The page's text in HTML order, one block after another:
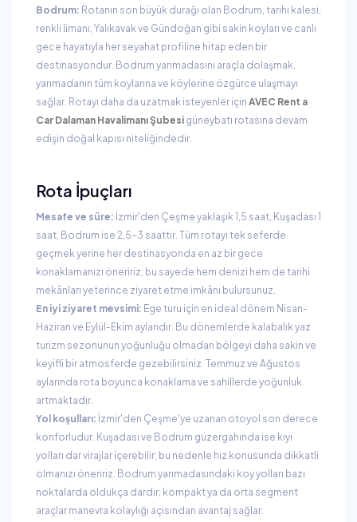
Bodrum: Rotanın son büyük durağı olan Bodrum, tarihi kalesi,
renkli limanı, Yalıkavak ve Gündoğan gibi sakin koyları ve canlı
gece hayatıyla her seyahat profiline hitap eden bir
destinasyondur. Bodrum yarımadasını araçla dolaşmak,
yarımadanın tüm koylarına ve köylerine özgürce ulaşmayı
sağlar. Rotayı daha da uzatmak isteyenler için AVEC Rent a
Car Dalaman Havalimanı Şubesi güneybatı rotasına devam
edişin doğal kapısı niteliğindedir.
Rota İpuçları
Mesafe ve süre: İzmir'den Çeşme yaklaşık 1,5 saat, Kuşadası 1
saat, Bodrum ise 2,5-3 saattir. Tüm rotayı tek seferde
geçmek yerine her destinasyonda en az bir gece
konaklamanızı öneririz; bu sayede hem denizi hem de tarihi
mekânları yeterince ziyaret etme imkânı bulursunuz.
En iyi ziyaret mevsimi: Ege turu için en ideal dönem Nisan-
Haziran ve Eylül-Ekim aylarıdır. Bu dönemlerde kalabalık yaz
turizm sezonunun yoğunluğu olmadan bölgeyi daha sakin ve
keyifli bir atmosferde gezebilirsiniz. Temmuz ve Ağustos
aylarında rota boyunca konaklama ve sahillerde yoğunluk
artmaktadır.
Yol koşulları: İzmir'den Çeşme'ye uzanan otoyol son derece
konforludur. Kuşadası ve Bodrum güzergahında ise kıyı
yolları dar virajlar içerebilir; bu nedenle hız konusunda dikkatli
olmanızı öneririz. Bodrum yarımadasındaki koy yolları bazı
noktalarda oldukça dardır; kompakt ya da orta segment
araçlar manevra kolaylığı açısından avantaj sağlar.